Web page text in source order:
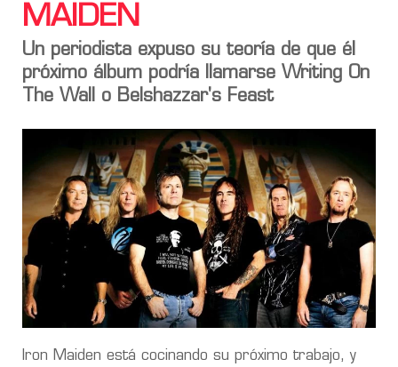
MAIDEN
Un periodista expuso su teoría de que él
próximo álbum podría llamarse Writing On
The Wall o Belshazzar's Feast
Iron Maiden está cocinando su próximo trabajo, y